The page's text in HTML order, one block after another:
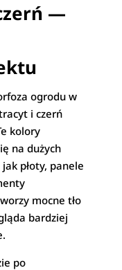
—
ogrodu w
i czerń
kolory
na dużych
płoty, panele
mocne tło
bardziej
po